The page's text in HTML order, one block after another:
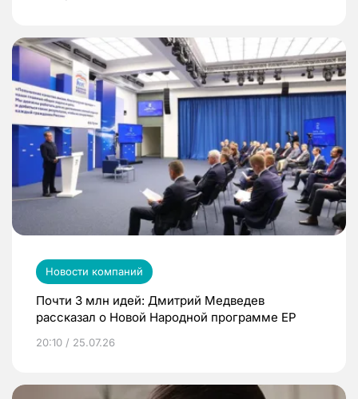
Новости компаний
Почти 3 млн идей: Дмитрий Медведев
рассказал о Новой Народной программе ЕР
20:10 / 25.07.26